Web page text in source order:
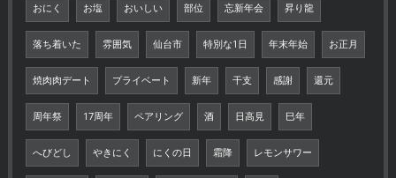
おにく お塩 おいしい 部位 忘新年会 昇り龍
落ち着いた 雰囲気 仙台市 特別な1日 年末年始 お正月
焼肉肉デート プライベート 新年 干支 感謝 還元
周年祭 17周年 ペアリング 酒 日高見 巳年
へびどし やきにく にくの日 霜降 レモンサワー